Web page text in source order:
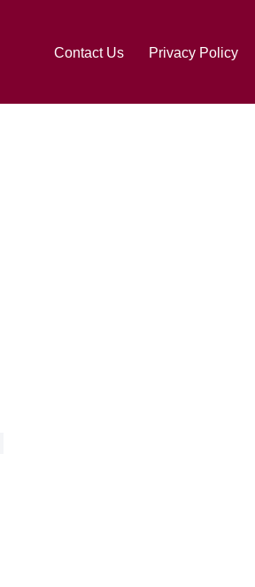
Contact Us Privacy Policy